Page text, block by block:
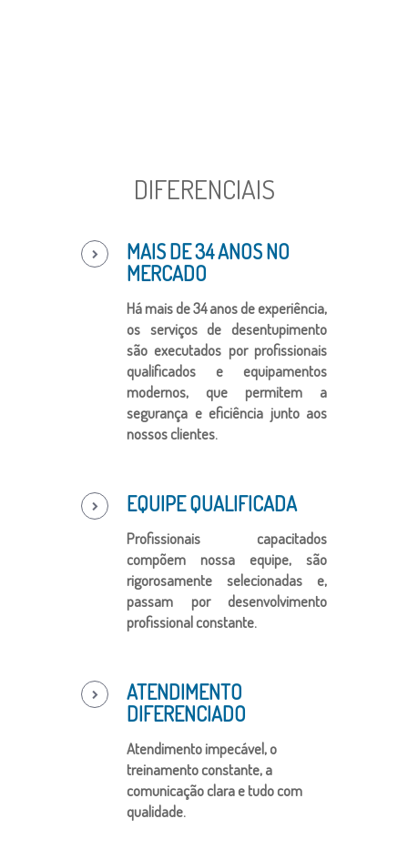
DIFERENCIAIS
MAIS DE 34 ANOS NO
MERCADO
Há mais de 34 anos de experiência,
os serviços de desentupimento
são executados por profissionais
qualificados e equipamentos
modernos, que permitem a
segurança e eficiência junto aos
nossos clientes.
EQUIPE QUALIFICADA
Profissionais capacitados
compõem nossa equipe, são
rigorosamente selecionadas e,
passam por desenvolvimento
profissional constante.
ATENDIMENTO
DIFERENCIADO
Atendimento impecável, o
treinamento constante, a
comunicação clara e tudo com
qualidade.